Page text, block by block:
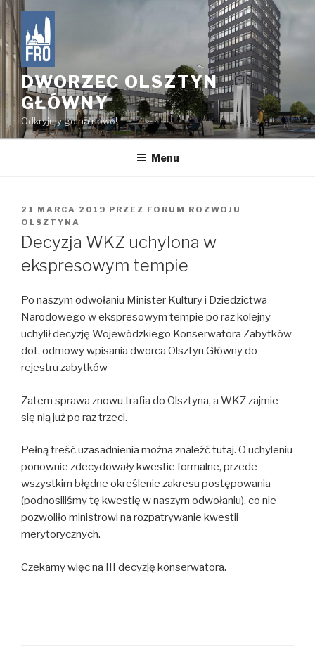
Przejdź
do
treści
DWORZEC OLSZTYN
GŁÓWNY
Odkryjmy go na nowo!
Menu
OPUBLIKOWANE
W
21 MARCA 2019 PRZEZ FORUM ROZWOJU
OLSZTYNA
Decyzja WKZ uchylona w
ekspresowym tempie
Po naszym odwołaniu Minister Kultury i Dziedzictwa
Narodowego w ekspresowym tempie po raz kolejny
uchylił decyzję Wojewódzkiego Konserwatora Zabytków
dot. odmowy wpisania dworca Olsztyn Główny do
rejestru zabytków
Zatem sprawa znowu trafia do Olsztyna, a WKZ zajmie
się nią już po raz trzeci.
Pełną treść uzasadnienia można znaleźćtutaj. O uchyleniu
ponownie zdecydowały kwestie formalne, przede
wszystkim błędne określenie zakresu postępowania
(podnosiliśmy tę kwestię w naszym odwołaniu), co nie
pozwoliło ministrowi na rozpatrywanie kwestii
merytorycznych.
Czekamy więc na III decyzję konserwatora.